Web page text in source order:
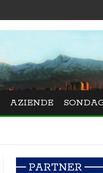
Festival
AZIENDE
PARTNER